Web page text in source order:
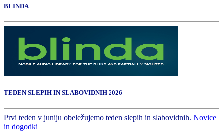
BLINDA
TEDEN SLEPIH IN SLABOVIDNIH 2026
Prvi teden v juniju obeležujemo teden slepih in slabovidnih. Novice
in dogodki